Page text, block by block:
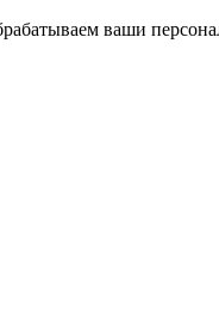
ваши